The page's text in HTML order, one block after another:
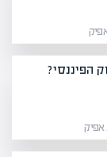
הפיננסי?